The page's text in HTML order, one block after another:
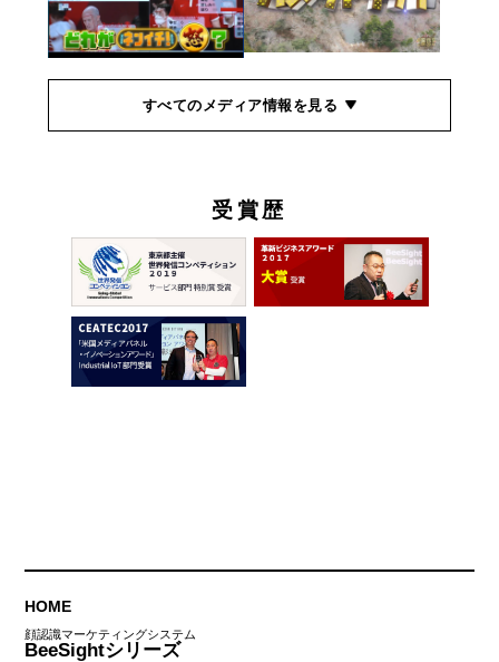
すべてのメディア情報を見る
受賞歴
HOME
顔認識マーケティングシステム
BeeSightシリーズ